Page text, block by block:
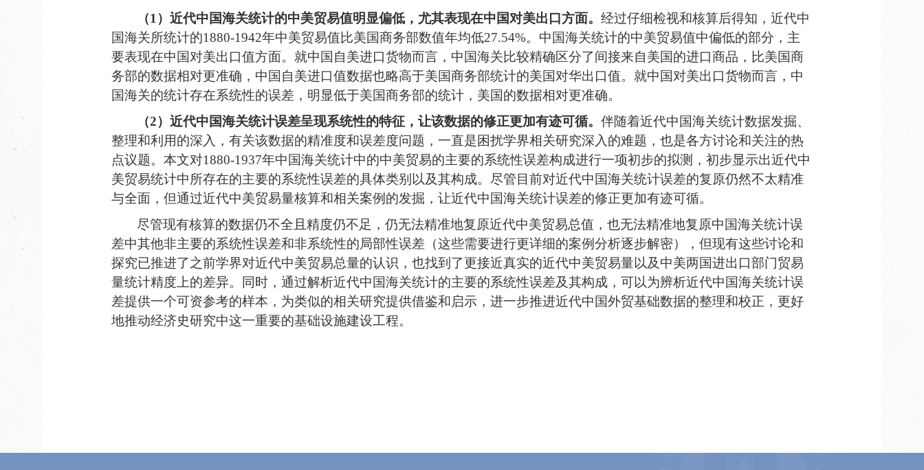
（1 ）近代中国海关统计的中美贸易值明显偏低，尤其表现在中国对美出口方面。 经过仔细检视和核算后得知，近代中
国海关所统计的1880-1942年中美贸易值比美国商务部数值年均低27.54%。中国海关统计的中美贸易值中偏低的部分， 主
要表现在中国对美出口值方面。就中国自美进口货物而言，中国海关比较精确区分了间接来自美国的进口商品，比美国商
务部的数据相对更准确，中国自美进口值数据也略高于美国商务部统计的美国对华出口值。就中国对美出口货物而言，中
国海关的统计存在系统性的误差，明显低于美国商务部的统计，美国的数据相对更准确。
（2）近代中国海关统计误差呈现系统性的特征，让该数据的修正更加有迹可循。 伴随着近代中国海关统计数据发掘、
整理和利用的深入，有关该数据的精准度和误差度问题，一直是困扰学界相关研究深入的难题，也是各方讨论和关注的热
点议题。 本文对1880-1937年中国海关统计中的中美贸易的主要的系统性误差构成进行一项初步的拟测，初步显示出近代中
美贸易统计中所存在的主要的系统性误差的具体类别以及其构成。尽管目前对近代中国海关统计误差的复原仍然不太精准
与全面，但通过近代中美贸易量核算和相关案例的发掘，让近代中国海关统计误差的修正更加有迹可循。
尽管现有核算的数据仍不全且精度仍不足，仍无法精准地复原近代中美贸易总值， 也无法精准地复原中国海关统计误
差中其他非主要的系统性误差和非系统性的局部性误差（这些需要进行更详细的案例分析逐步解密）， 但现有这些讨论和
探究已推进了之前学界对近代中美贸易总量的认识，也找到了更接近真实的近代中美贸易量以及中美两国进出口部门贸易
量统计精度上的差异。同时，通过解析近代中国海关统计的主要的系统性误差及其构成，可以为辨析近代中国海关统计误
差提供一个可资参考的样本，为类似的相关研究提供借鉴和启示，进一步推进近代中国外贸基础数据的整理和校正，更好
地推动经济史研究中这一重要的基础设施建设工程。